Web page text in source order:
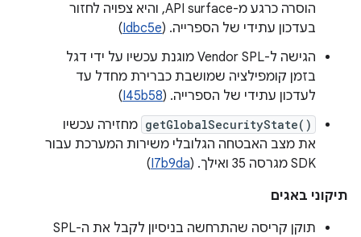
הוסרה כרגע מ-API surface, והיא צפויה לחזור
בעדכון עתידי של הספרייה. (Idbc5e
)
הגישה ל-Vendor SPL מוגנת עכשיו על ידי דגל
בזמן קומפילציה שמושבת כברירת מחדל עד
לעדכון עתידי של הספרייה. (I45b58
)
getGlobalSecurityState() מחזירה עכשיו
את מצב האבטחה הגלובלי משירות המערכת עבור
SDK מגרסה 35 ואילך. (
I7b9da
)
תיקוני באגים
תוקן קריסה שהתרחשה בניסיון לקבל את ה-SPL